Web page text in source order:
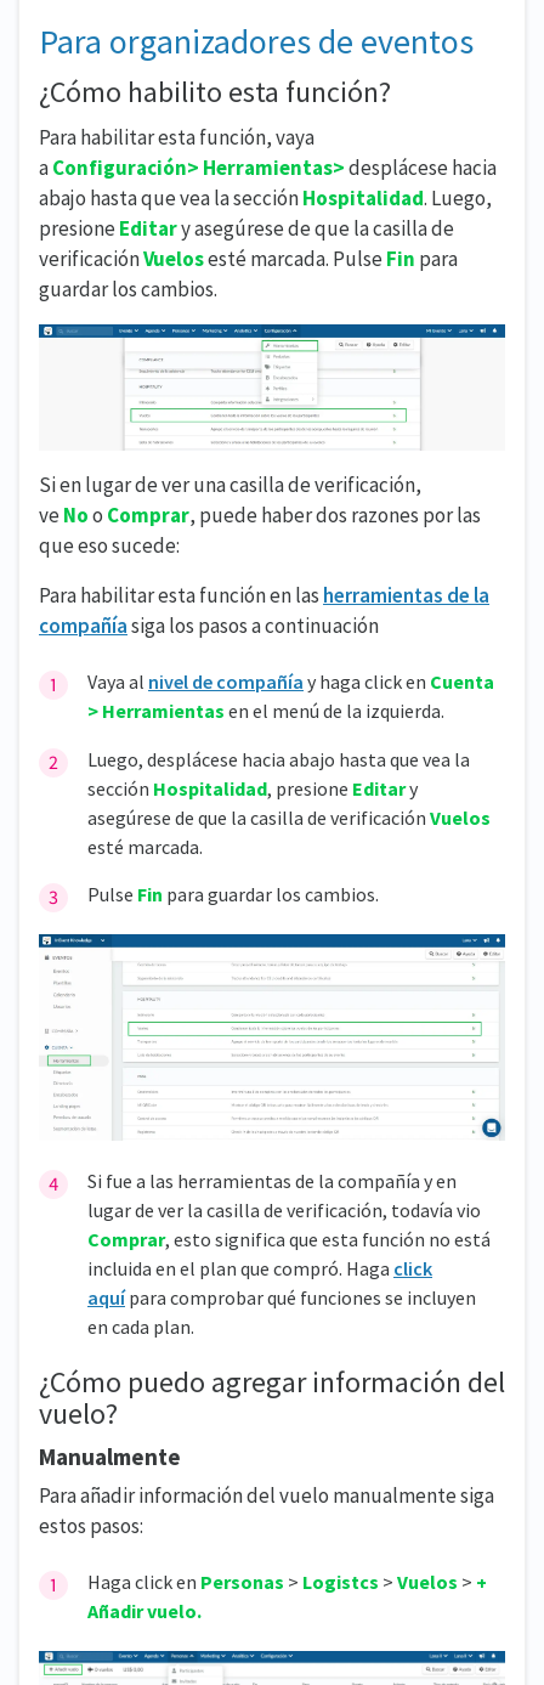
Para organizadores de eventos
¿Cómo habilito esta función?
Para habilitar esta función, vaya
aConfiguración> Herramientas>desplácese hacia
abajo hasta que vea la secciónHospitalidad. Luego,
presione Editary asegúrese de que la casilla de
verificaciónVuelosesté marcada. Pulse Fin para
guardar los cambios.
Si en lugar de ver una casilla de verificación,
ve Noo Comprar, puede haber dos razones por las
que eso sucede:
Para habilitar esta función en las herramientas de la
compañíasiga los pasos a continuación
Vaya al nivel de compañía y haga click en Cuenta
> Herramientas en el menú de la izquierda.
Luego, desplácese hacia abajo hasta que vea la
sección Hospitalidad, presione Editary
asegúrese de que la casilla de verificación Vuelos
esté marcada.
Pulse Fin para guardar los cambios.
Si fue a las herramientas de la compañía y en
lugar de ver la casilla de verificación, todavía vio
Comprar, esto significa que esta función no está
incluida en el plan que compró. Haga click
aquípara comprobar qué funciones se incluyen
en cada plan.
¿Cómo puedo agregar información del
vuelo?
Manualmente
Para añadir información del vuelo manualmente siga
estos pasos:
Haga click en Personas > Logistcs > Vuelos > +
Añadir vuelo.